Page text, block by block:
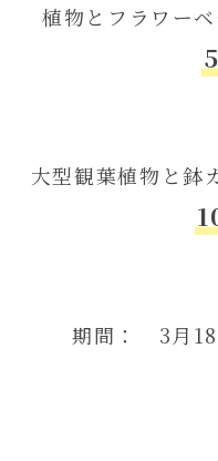
植物とフラワー
5
大型観葉植物と
期間： 3月